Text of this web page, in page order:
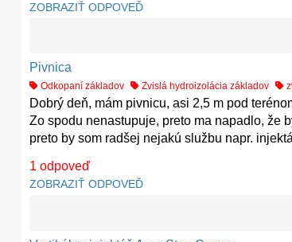
ZOBRAZIŤ ODPOVEĎ
Pivnica
Odkopaní základov Zvislá hydroizolácia základov
Dobrý deň, mám pivnicu, asi 2,5 m pod
Zo spodu nenastupuje, preto ma napadlo, že
preto by som radšej nejakú službu napr.
1 odpoveď
ZOBRAZIŤ ODPOVEĎ